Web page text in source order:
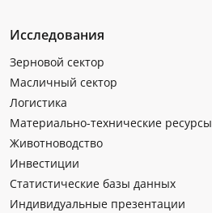
Исследования
Зерновой сектор
Масличный сектор
Логистика
Материально-технические ресурсы
Животноводство
Инвестиции
Статистические базы данных
Индивидуальные презентации